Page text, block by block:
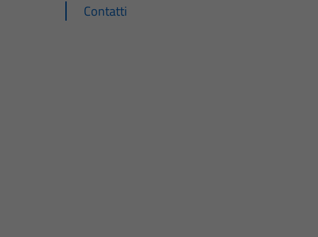
Contatti